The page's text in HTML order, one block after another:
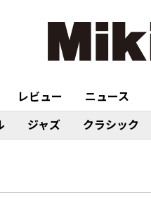
レビュー ニュース
ジャズ クラシック